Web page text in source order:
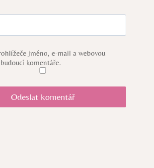
jméno, e-mail a webovou
komentáře.